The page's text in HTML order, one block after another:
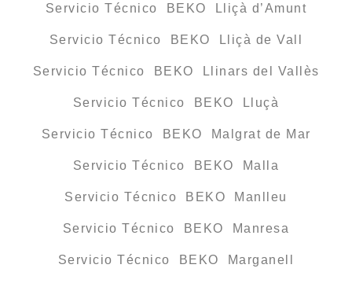
Servicio Técnico BEKO Lliçà d’Amunt
Servicio Técnico BEKO Lliçà de Vall
Servicio Técnico BEKO Llinars del Vallès
Servicio Técnico BEKO Lluçà
Servicio Técnico BEKO Malgrat de Mar
Servicio Técnico BEKO Malla
Servicio Técnico BEKO Manlleu
Servicio Técnico BEKO Manresa
Servicio Técnico BEKO Marganell